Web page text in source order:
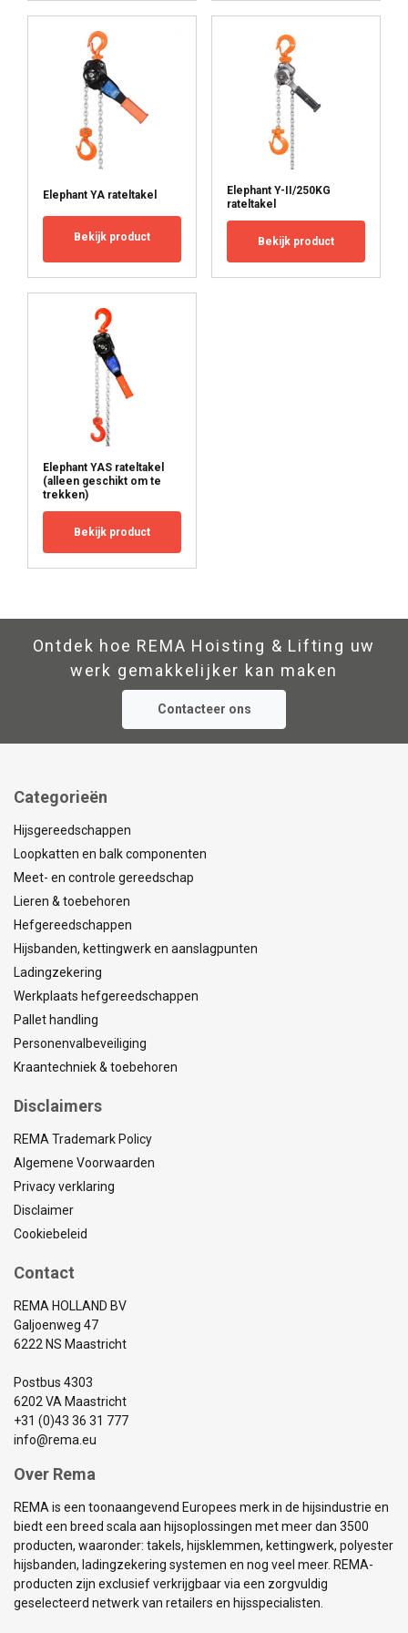
Elephant YA rateltakel
Bekijk product
Elephant Y-II/250KG
rateltakel
Bekijk product
Elephant YAS rateltakel
(alleen geschikt om te
trekken)
Bekijk product
Ontdek hoe REMA Hoisting & Lifting uw
werk gemakkelijker kan maken
Contacteer ons
Categorieën
Hijsgereedschappen
Loopkatten en balk componenten
Meet- en controle gereedschap
Lieren & toebehoren
Hefgereedschappen
Hijsbanden, kettingwerk en aanslagpunten
Ladingzekering
Werkplaats hefgereedschappen
Pallet handling
Personenvalbeveiliging
Kraantechniek & toebehoren
Disclaimers
REMA Trademark Policy
Algemene Voorwaarden
Privacy verklaring
Disclaimer
Cookiebeleid
Contact
REMA HOLLAND BV
Galjoenweg 47
6222 NS Maastricht
Postbus 4303
6202 VA Maastricht
+31 (0)43 36 31 777
info@rema.eu
Over Rema
REMA is een toonaangevend Europees merk in de hijsindustrie en
biedt een breed scala aan hijsoplossingen met meer dan 3500
producten, waaronder: takels, hijsklemmen, kettingwerk, polyester
hijsbanden, ladingzekering systemen en nog veel meer. REMA-
producten zijn exclusief verkrijgbaar via een zorgvuldig
geselecteerd netwerk van retailers en hijsspecialisten.